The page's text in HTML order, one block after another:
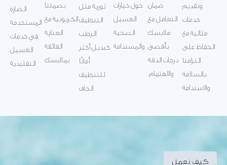
الضارة
المستخدمة
في خدمات
الغسيل
التقليدية
بصمتنا
الكربونية مع
العناية
الفائقة
بملابسك
ثورية مثل
التنظيف
الرطب
كبديل أكثر
أمانًا
للتنظيف
الجاف
حول خيارات
الغسيل
الصحية
والمستدامة
ضمان
التعامل مع
ملابسك
بأقصى
درجات الدقة
والاهتمام.
وتقديم
خدمات
مثالية مع
الحفاظ على
التزامنا
بالسلامة
والاستدامة
كيف نعمل